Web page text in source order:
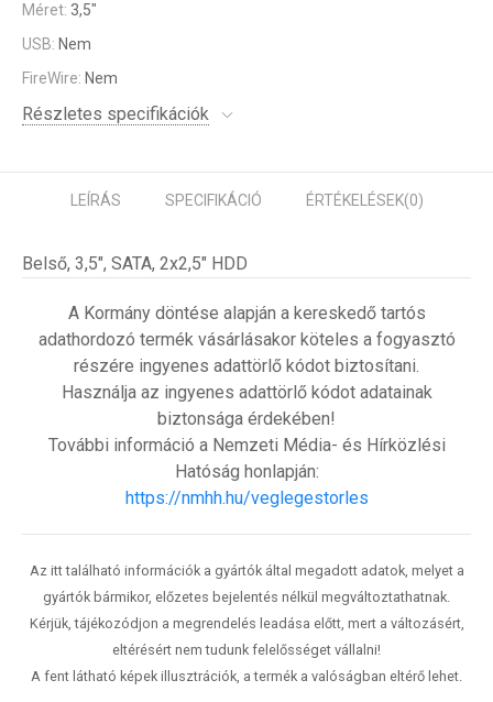
Méret: 3,5"
USB: Nem
FireWire: Nem
Részletes specifikációk
LEÍRÁS SPECIFIKÁCIÓ ÉRTÉKELÉSEK(0)
Belső, 3,5", SATA, 2x2,5" HDD
A Kormány döntése alapján a kereskedő tartós
adathordozó termék vásárlásakor köteles a fogyasztó
részére ingyenes adattörlő kódot biztosítani.
Használja az ingyenes adattörlő kódot adatainak
biztonsága érdekében!
További információ a Nemzeti Média- és Hírközlési
Hatóság honlapján:
https://nmhh.hu/veglegestorles
Az itt található információk a gyártók által megadott adatok, melyet a
gyártók bármikor, előzetes bejelentés nélkül megváltoztathatnak.
Kérjük, tájékozódjon a megrendelés leadása előtt, mert a változásért,
eltérésért nem tudunk felelősséget vállalni!
A fent látható képek illusztrációk, a termék a valóságban eltérő lehet.